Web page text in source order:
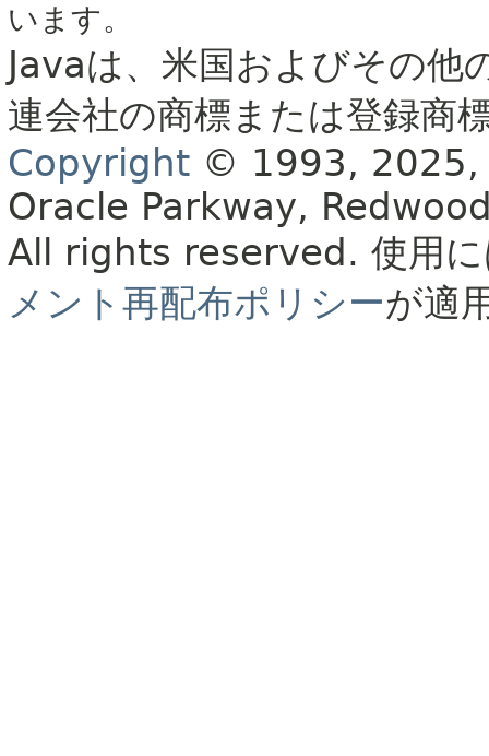
います。
Javaは、米国およびその
連会社の商標または登録商
Copyright © 1993, 2025,
Oracle Parkway,
All rights reserved. 使用
メント再配布ポリシーが適